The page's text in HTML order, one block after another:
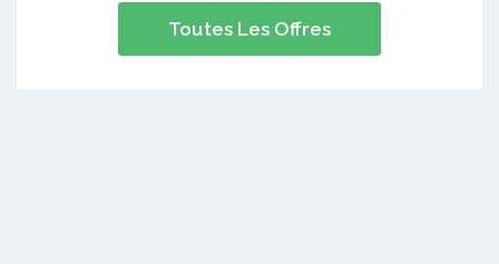
Toutes Les Offres